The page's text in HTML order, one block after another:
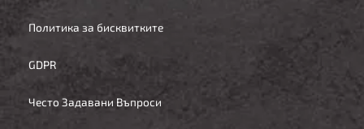
Политика за бисквитките
GDPR
Често Задавани Въпроси